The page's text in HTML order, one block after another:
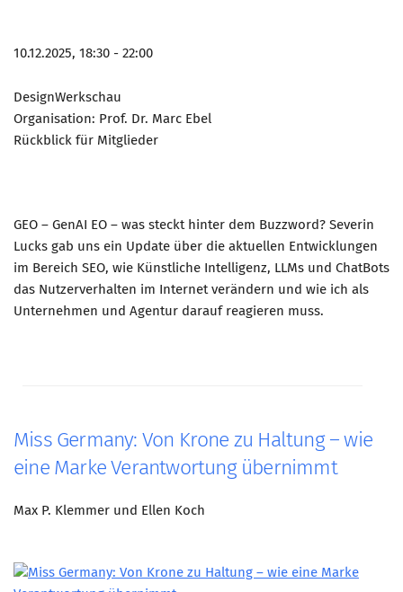
10.12.2025, 18:30 - 22:00
DesignWerkschau
Organisation: Prof. Dr. Marc Ebel
Rückblick für Mitglieder
GEO – GenAI EO – was steckt hinter dem Buzzword? Severin
Lucks gab uns ein Update über die aktuellen Entwicklungen
im Bereich SEO, wie Künstliche Intelligenz, LLMs und ChatBots
das Nutzerverhalten im Internet verändern und wie ich als
Unternehmen und Agentur darauf reagieren muss.
Miss Germany: Von Krone zu Haltung – wie
eine Marke Verantwortung übernimmt
Max P. Klemmer und Ellen Koch